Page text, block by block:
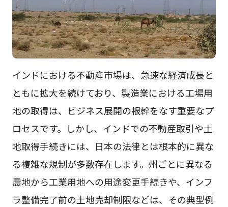
インドにおける不動産市場は、急速な経済成長と
ともに拡大を続けており、製造業における工場用
地の取得は、ビジネス展開の根幹をなす重要なプ
ロセスです。しかし、インドでの不動産取引や土
地取得手続きには、日本の法律とは根本的に異な
る複雑な規制が多数存在します。州ごとに異なる
農地から工業用地への用途変更手続きや、インフ
ラ整備完了前の土地売却制限などは、その典型例